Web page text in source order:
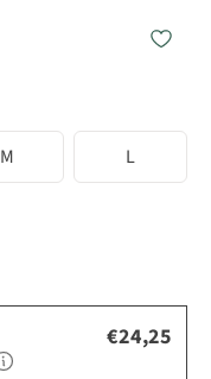
M L
€24,25